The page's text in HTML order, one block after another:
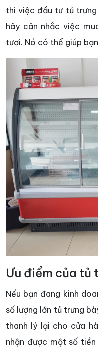
thì việc đầu tư tủ
hãy cân nhắc việc
tươi. Nó có thể giúp
Ưu điểm của
Nếu bạn đang kinh
số lượng lớn tủ trưng
thanh lý lại cho cửa
nhận được một số